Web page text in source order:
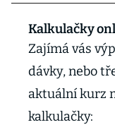
Kalkulačky
Zajímá vás
dávky, nebo
aktuální kurz
kalkulačky: